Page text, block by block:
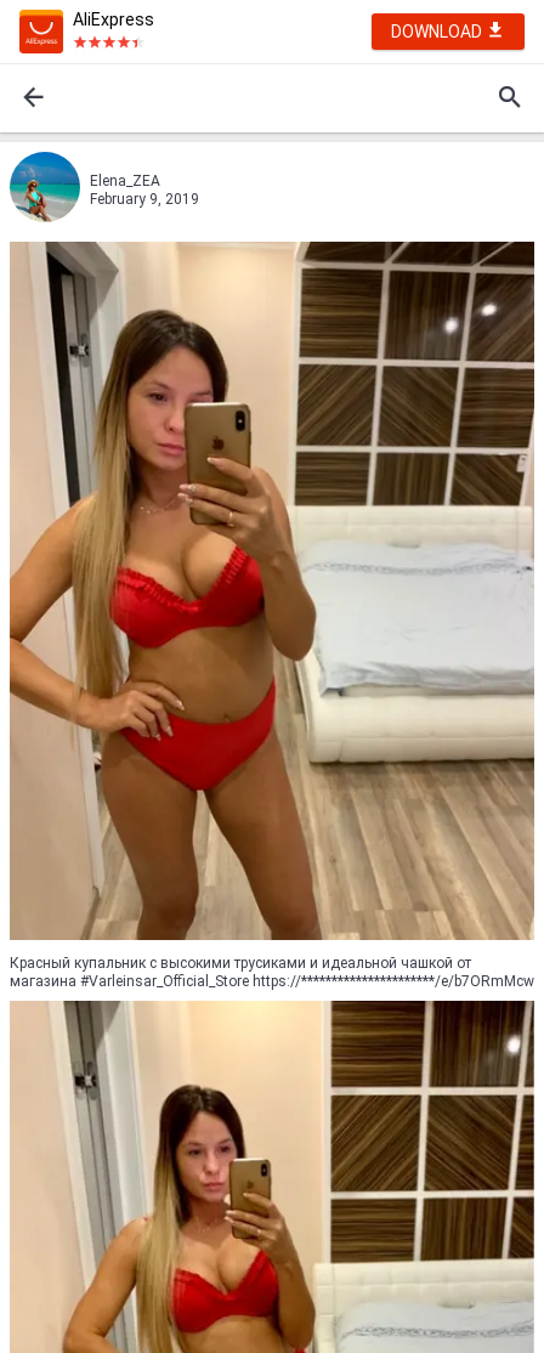
AliExpress
DOWNLOAD
Elena_ZEA
February 9, 2019
Красный купальник с высокими трусиками и идеальной чашкой от
магазина #Varleinsar_Official_Store https://**********************/e/b7ORmMcw